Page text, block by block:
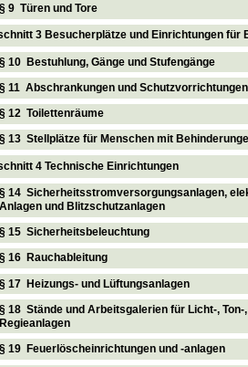
§ 9 Türen und Tore
3 Besucherplätze und Einrichtungen für
§ 10 Bestuhlung, Gänge und Stufengänge
§ 11 Abschrankungen und Schutzvorrichtungen
§ 12 Toilettenräume
§ 13 Stellplätze für Menschen mit
4 Technische Einrichtungen
§ 14 Sicherheitsstromversorgungsanlagen,
Anlagen und Blitzschutzanlagen
§ 15 Sicherheitsbeleuchtung
§ 16 Rauchableitung
§ 17 Heizungs- und Lüftungsanlagen
§ 18 Stände und Arbeitsgalerien für Licht-, Ton-
Regieanlagen
§ 19 Feuerlöscheinrichtungen und -anlagen